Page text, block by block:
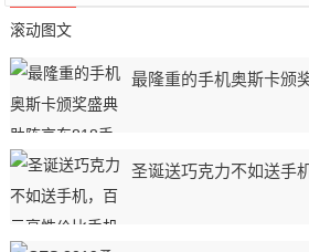
滚动图文
最隆重的手机奥斯卡颁
圣诞送巧克力不如送手